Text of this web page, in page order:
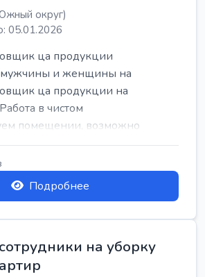
округ)
05.01.2026
ца продукции
мужчины и женщины на
ца продукции на
в чистом
помещении, возможно
с воскресен...
Подробнее
на уборку